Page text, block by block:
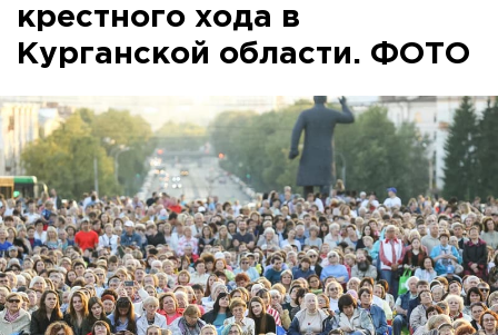
крестного хода в
Курганской области. ФОТО